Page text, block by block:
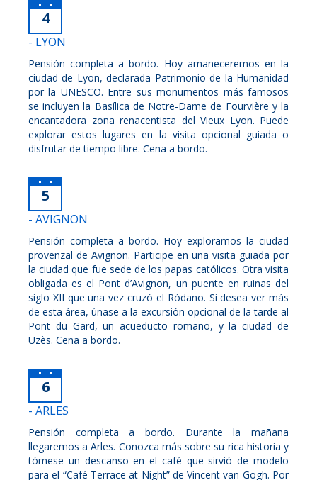
4
- LYON
Pensión completa a bordo. Hoy amaneceremos en la
ciudad de Lyon, declarada Patrimonio de la Humanidad
por la UNESCO. Entre sus monumentos más famosos
se incluyen la Basílica de Notre-Dame de Fourvière y la
encantadora zona renacentista del Vieux Lyon. Puede
explorar estos lugares en la visita opcional guiada o
disfrutar de tiempo libre. Cena a bordo.
5
- AVIGNON
Pensión completa a bordo. Hoy exploramos la ciudad
provenzal de Avignon. Participe en una visita guiada por
la ciudad que fue sede de los papas católicos. Otra visita
obligada es el Pont d’Avignon, un puente en ruinas del
siglo XII que una vez cruzó el Ródano. Si desea ver más
de esta área, únase a la excursión opcional de la tarde al
Pont du Gard, un acueducto romano, y la ciudad de
Uzès. Cena a bordo.
6
- ARLES
Pensión completa a bordo. Durante la mañana
llegaremos a Arles. Conozca más sobre su rica historia y
tómese un descanso en el café que sirvió de modelo
para el “Café Terrace at Night” de Vincent van Gogh. Por